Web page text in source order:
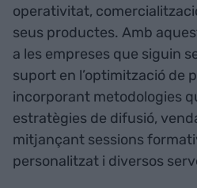
operativitat,
seus productes. Amb
a les empreses que siguin
suport en l’optimització de
incorporant metodologies
estratègies de difusió,
mitjançant sessions
personalitzat i diversos